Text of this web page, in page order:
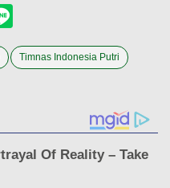
Timnas Indonesia Putri